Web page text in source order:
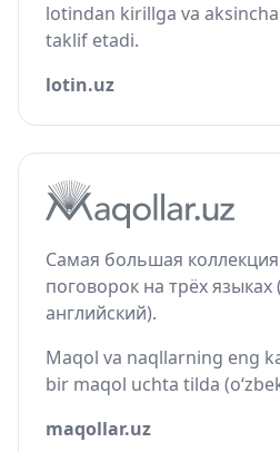
lotindan kirillga va
taklif etadi.
lotin.uz
Самая большая
поговорок на трёх языках
английский).
Maqol va naqllarning eng
bir maqol uchta tilda
maqollar.uz